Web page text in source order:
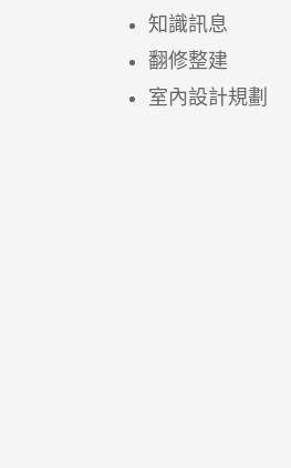
知識訊息
翻修整建
室內設計規劃